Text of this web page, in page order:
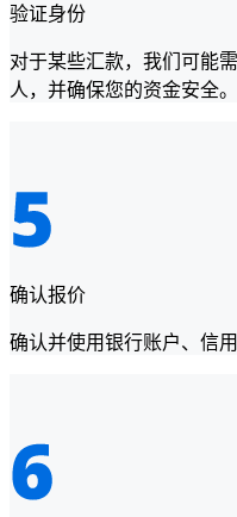
验证身份
对于某些汇款，我们可能
人，并确保您的资金安全。
确认报价
确认并使用银行账户、信